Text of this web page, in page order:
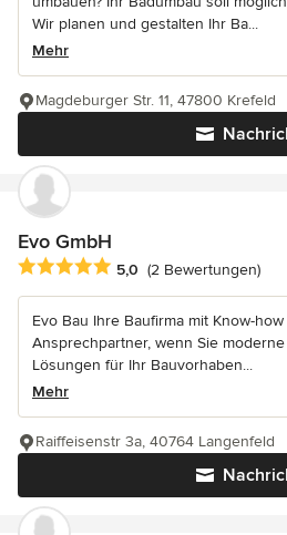
Wir planen und gestalten Ihr Ba...
Mehr
Magdeburger Str. 11, 47800 Krefeld
Evo GmbH
Durchschnittliche Bewertung: 5
5,0 (2 Bewertungen)
Evo Bau Ihre Baufirma mit Know-
Ansprechpartner, wenn Sie
Lösungen für Ihr Bauvorhaben...
Mehr
Raiffeisenstr 3a, 40764 Langenfeld